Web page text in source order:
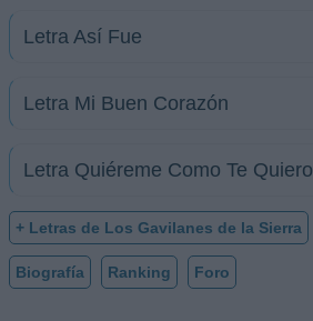
Letra Así Fue
Letra Mi Buen Corazón
Letra Quiéreme Como Te Quiero
+ Letras de Los Gavilanes de la Sierra
Biografía Ranking Foro